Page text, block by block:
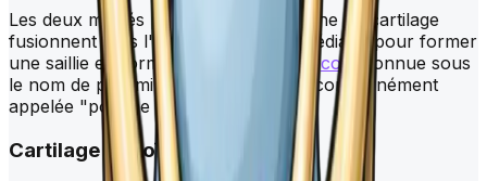
Les deux moitiés plates droite et gauche du cartilage
fusionnent vers l'avant sur la ligne médiane pour former
une saillie en forme de V à l'avant ducou
, connue sous
le nom de proéminence laryngée ou communément
appelée "pomme d'Adam".
Cartilage cricoïde